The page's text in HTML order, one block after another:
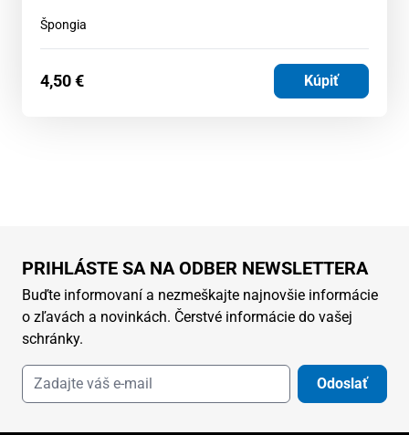
Špongia
4,50€ Kúpiť
PRIHLÁSTE SA NA ODBER NEWSLETTERA
Buďte informovaní a nezmeškajte najnovšie informácie
o zľavách a novinkách. Čerstvé informácie do vašej
schránky.
Odoslať